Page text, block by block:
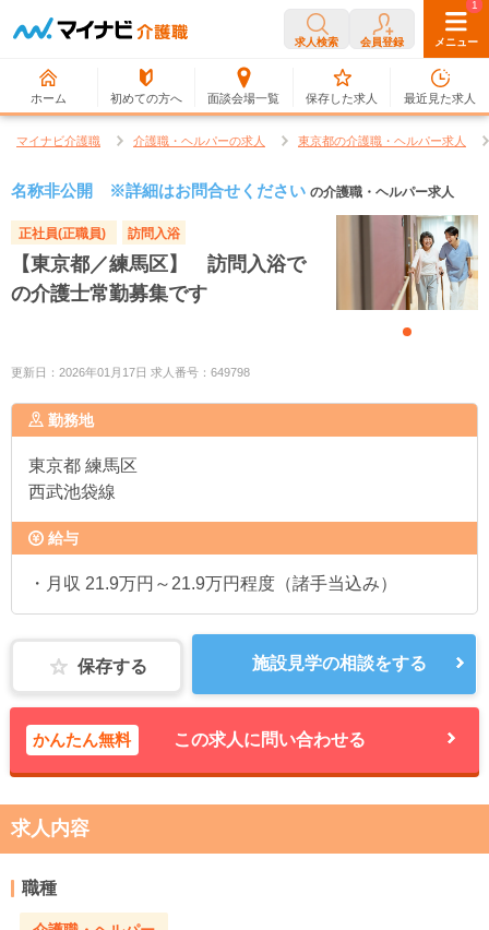
求人検索 会員登録 メニュー
ホーム 初めての方へ 面談会場一覧
0
保存した求人
1
最近見た求人
マイナビ介護職 介護職・ヘルパーの求人 東京都の介護職・ヘルパー求人
名称非公開 ※詳細はお問合せください の介護職・ヘルパー求人
正社員(正職員) 訪問入浴
【東京都／練馬区】 訪問入浴で
の介護士常勤募集です
更新日：2026年01月17日 求人番号：649798
勤務地
東京都 練馬区
西武池袋線
給与
・月収 21.9万円～21.9万円程度（諸手当込み）
保存する 施設見学の相談をする
かんたん無料 この求人に問い合わせる
求人内容
職種